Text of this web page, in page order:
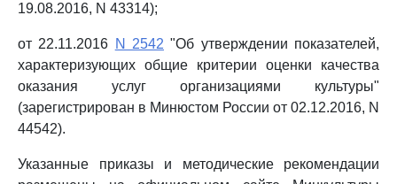
19.08.2016, N 43314);
от 22.11.2016 N 2542 "Об утверждении показателей,
характеризующих общие критерии оценки качества
оказания услуг организациями культуры"
(зарегистрирован в Минюстом России от 02.12.2016, N
44542).
Указанные приказы и методические рекомендации